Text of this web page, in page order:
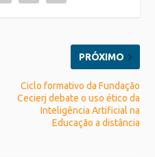
PRÓXIMO
Ciclo formativo da Fundação
Cecierj debate o uso ético da
Inteligência Artificial na
Educação a distância